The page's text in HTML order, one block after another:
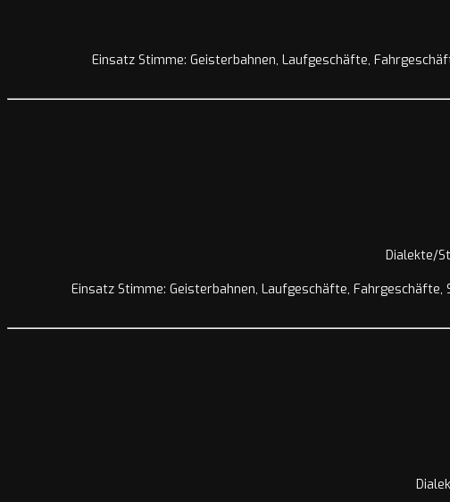
Einsatz Stimme: Geisterbahnen, Laufgeschäfte,
Dialekte/
Einsatz Stimme: Geisterbahnen, Laufgeschäfte,